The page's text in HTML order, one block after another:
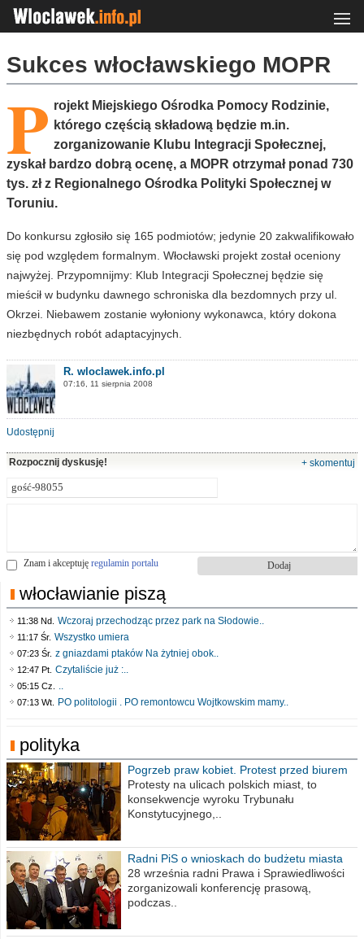
Sukces włocławskiego MOPR
P rojekt Miejskiego Ośrodka Pomocy Rodzinie,
którego częścią składową będzie m.in.
zorganizowanie Klubu Integracji Społecznej,
zyskał bardzo dobrą ocenę, a MOPR otrzymał ponad 730
tys. zł z Regionalnego Ośrodka Polityki Społecznej w
Toruniu.
Do konkursu zgłosiło się 165 podmiotów; jedynie 20 zakwalifikowało
się pod względem formalnym. Włocławski projekt został oceniony
najwyżej. Przypomnijmy: Klub Integracji Społecznej będzie się
mieścił w budynku dawnego schroniska dla bezdomnych przy ul.
Okrzei. Niebawem zostanie wyłoniony wykonawca, który dokona
niezbędnych robót adaptacyjnych.
R. wloclawek.info.pl
07:16, 11 sierpnia 2008
Udostępnij
Rozpocznij dyskusję! + skomentuj
Znam i akceptuję regulamin portalu
włocławianie piszą
11:38 Nd. Wczoraj przechodząc przez park na Słodowie..
11:17 Śr. Wszystko umiera
07:23 Śr. z gniazdami ptaków Na żytniej obok..
12:47 Pt. Czytaliście już :..
05:15 Cz. ..
07:13 Wt. PO politologii . PO remontowcu Wojtkowskim mamy..
polityka
Pogrzeb praw kobiet. Protest przed biurem
poselskim PiS
Protesty na ulicach polskich miast, to
konsekwencje wyroku Trybunału
Konstytucyjnego,..
Radni PiS o wnioskach do budżetu miasta
na 2021 rok
28 września radni Prawa i Sprawiedliwości
zorganizowali konferencję prasową,
podczas..